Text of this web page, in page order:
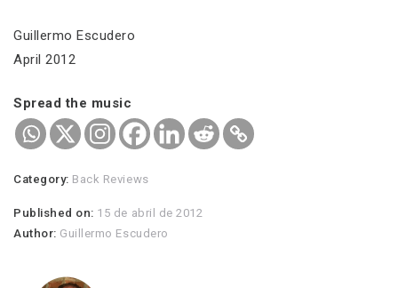
Guillermo Escudero
April 2012
Spread the music
Category: Back Reviews
Published on: 15 de abril de 2012
Author: Guillermo Escudero